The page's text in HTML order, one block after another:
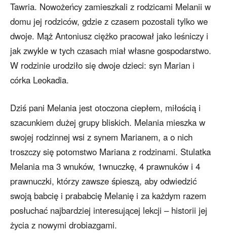
Tawria. Nowożeńcy zamieszkali z rodzicami Melanii w
domu jej rodziców, gdzie z czasem pozostali tylko we
dwoje. Mąż Antoniusz ciężko pracował jako leśniczy i
jak zwykle w tych czasach miał własne gospodarstwo.
W rodzinie urodziło się dwoje dzieci: syn Marian i
córka Leokadia.
Dziś pani Melania jest otoczona ciepłem, miłością i
szacunkiem dużej grupy bliskich. Melania mieszka w
swojej rodzinnej wsi z synem Marianem, a o nich
troszczy się potomstwo Mariana z rodzinami. Stulatka
Melania ma 3 wnuków, 1wnuczkę, 4 prawnuków i 4
prawnuczki, którzy zawsze śpieszą, aby odwiedzić
swoją babcię i prababcię Melanię i za każdym razem
posłuchać najbardziej interesującej lekcji – historii jej
życia z nowymi drobiazgami.